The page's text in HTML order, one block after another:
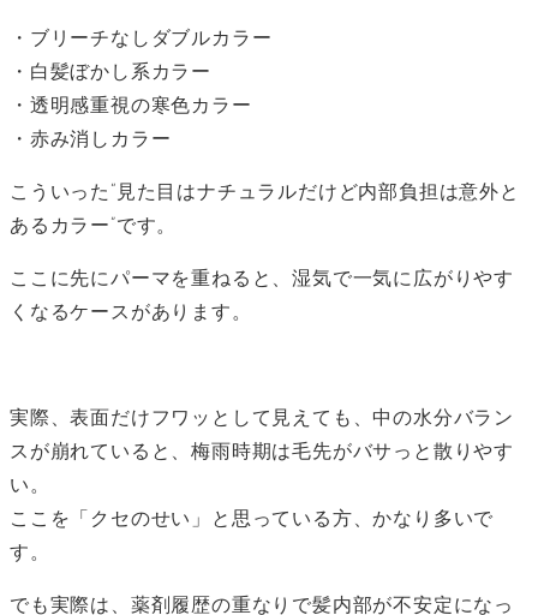
・ブリーチなしダブルカラー
・白髪ぼかし系カラー
・透明感重視の寒色カラー
・赤み消しカラー
こういった“見た目はナチュラルだけど内部負担は意外と
あるカラー”です。
ここに先にパーマを重ねると、湿気で一気に広がりやす
くなるケースがあります。
実際、表面だけフワッとして見えても、中の水分バラン
スが崩れていると、梅雨時期は毛先がバサっと散りやす
い。
ここを「クセのせい」と思っている方、かなり多いで
す。
でも実際は、薬剤履歴の重なりで髪内部が不安定になっ